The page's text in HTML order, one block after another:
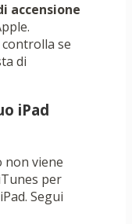
accensione
controlla se
di
iPad
non viene
per
Segui